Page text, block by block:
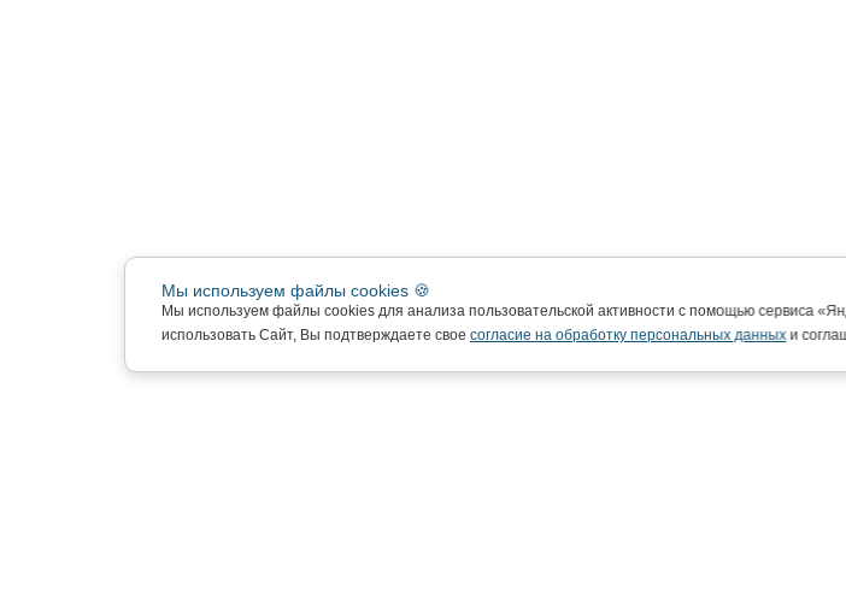
Мы используем файлы cookies 🍪
Мы используем файлы cookies для анализа пользовательской активности с помощью сервиса
использовать Сайт, Вы подтверждаете своесогласие на обработку персональных данныхи